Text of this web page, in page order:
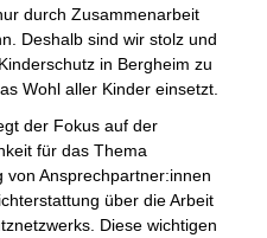
durch Zusammenarbeit
Deshalb sind wir stolz und
in Bergheim zu
Wohl aller Kinder einsetzt.
der Fokus auf der
für das Thema
von Ansprechpartner:innen
über die Arbeit
Diese wichtigen